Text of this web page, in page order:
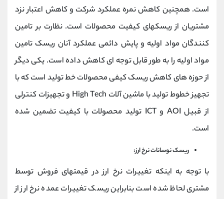
است. همچنین کاهش نمره عملکرد شرکت و کاهش اعتبار نزد
مشتریان از ریسکهای کیفیت محصولات است. نظارت بر تامین
کنندگان مواد اولیه و پایش دائمی عملکرد آنان ریسک تامین
مواد اولیه را به طور قابل توجه ای کاهش داده است. یکی دیگر
از حوزه های کاهش ریسک کیفی محصولات خط تولید است که با
تجهیز خطوط تولید با ماشین آلات High Tech و تجهیزات کنترلی
از قبیل AOI و ICT تولید محصولات با کیفیت تضمین شده
است.
ریسک نوسانات نرخ ارز:
با توجه به اینکه تغییرات نرخ ارز در قیمتهای فروش توسط
مشتری لحاظ شده است بنابراین ریسک تغییرات عمده نرخ ارز از